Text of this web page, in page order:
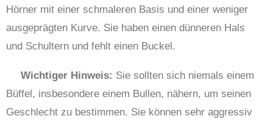
Hörner mit einer schmaleren Basis und einer weniger
ausgeprägten Kurve. Sie haben einen dünneren Hals
und Schultern und fehlt einen Buckel.
Wichtiger Hinweis: Sie sollten sich niemals einem
Büffel, insbesondere einem Bullen, nähern, um seinen
Geschlecht zu bestimmen. Sie können sehr aggressiv